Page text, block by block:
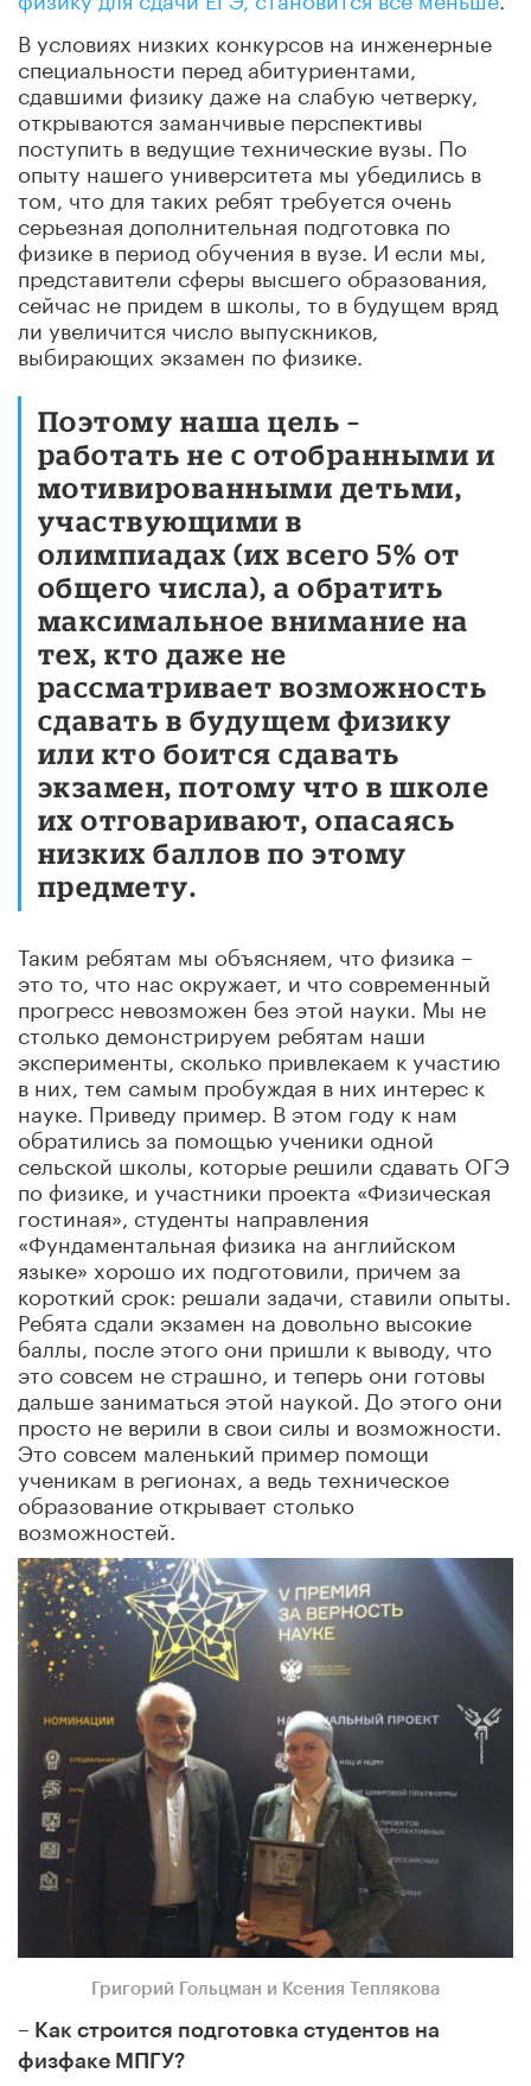
В условиях низких конкурсов на инженерные
специальности перед абитуриентами,
сдавшими физику даже на слабую четверку,
открываются заманчивые перспективы
поступить в ведущие технические вузы. По
опыту нашего университета мы убедились в
том, что для таких ребят требуется очень
серьезная дополнительная подготовка по
физике в период обучения в вузе. И если мы,
представители сферы высшего образования,
сейчас не придем в школы, то в будущем вряд
ли увеличится число выпускников,
выбирающих экзамен по физике.
Поэтому наша цель –
работать не с отобранными и
мотивированными детьми,
участвующими в
олимпиадах (их всего 5% от
общего числа), а обратить
максимальное внимание на
тех, кто даже не
рассматривает возможность
сдавать в будущем физику
или кто боится сдавать
экзамен, потому что в школе
их отговаривают, опасаясь
низких баллов по этому
предмету.
Таким ребятам мы объясняем, что физика –
это то, что нас окружает, и что современный
прогресс невозможен без этой науки. Мы не
столько демонстрируем ребятам наши
эксперименты, сколько привлекаем к участию
в них, тем самым пробуждая в них интерес к
науке. Приведу пример. В этом году к нам
обратились за помощью ученики одной
сельской школы, которые решили сдавать ОГЭ
по физике, и участники проекта «Физическая
гостиная», студенты направления
«Фундаментальная физика на английском
языке» хорошо их подготовили, причем за
короткий срок: решали задачи, ставили опыты.
Ребята сдали экзамен на довольно высокие
баллы, после этого они пришли к выводу, что
это совсем не страшно, и теперь они готовы
дальше заниматься этой наукой. До этого они
просто не верили в свои силы и возможности.
Это совсем маленький пример помощи
ученикам в регионах, а ведь техническое
образование открывает столько
возможностей.
Григорий Гольцман и Ксения Теплякова
– Как строится подготовка студентов на
физфаке МПГУ?